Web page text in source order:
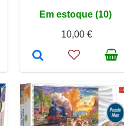
Em estoque (10)
10,00 €